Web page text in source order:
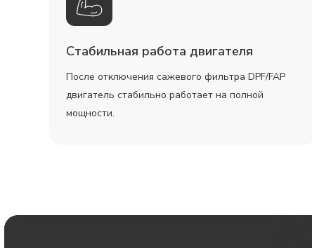
Стабильная работа двигателя
После отключения сажевого фильтра DPF/FAP
двигатель стабильно работает на полной
мощности.